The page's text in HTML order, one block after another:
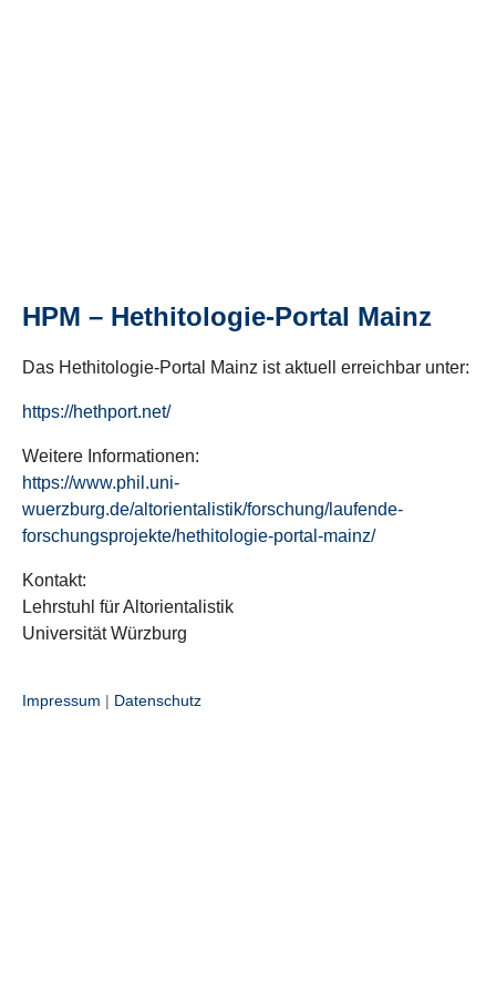
HPM – Hethitologie-Portal Mainz
Das Hethitologie-Portal Mainz ist aktuell erreichbar unter:
https://hethport.net/
Weitere Informationen:
https://www.phil.uni-
wuerzburg.de/altorientalistik/forschung/laufende-
forschungsprojekte/hethitologie-portal-mainz/
Kontakt:
Lehrstuhl für Altorientalistik
Universität Würzburg
Impressum | Datenschutz